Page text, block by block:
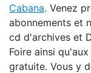
Cabana. Venez
abonnements et
cd d'archives et
Foire ainsi
gratuite. Vous y